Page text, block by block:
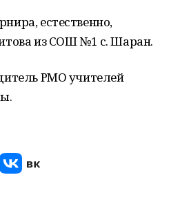
естественно,
из СОШ №1 с. Шаран.
РМО учителей